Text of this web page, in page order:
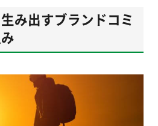
み出すブランドコミ